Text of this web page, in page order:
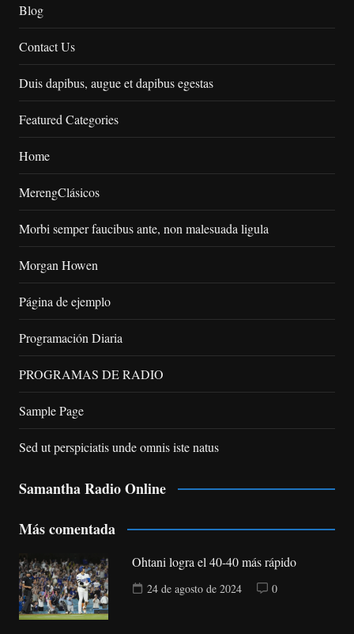
Blog
Contact Us
Duis dapibus, augue et dapibus egestas
Featured Categories
Home
MerengClásicos
Morbi semper faucibus ante, non malesuada ligula
Morgan Howen
Página de ejemplo
Programación Diaria
PROGRAMAS DE RADIO
Sample Page
Sed ut perspiciatis unde omnis iste natus
Samantha Radio Online
Más comentada
Ohtani logra el 40-40 más rápido
24 de agosto de 2024 0